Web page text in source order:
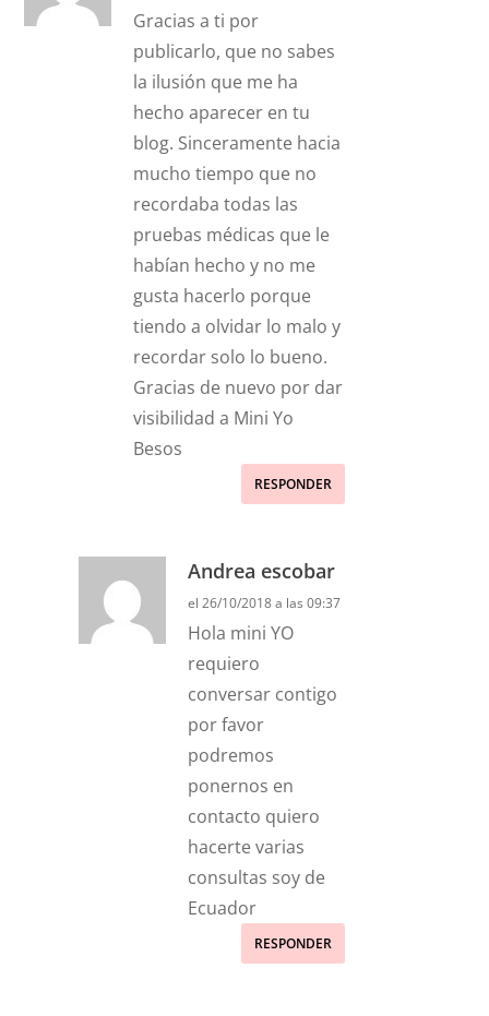
Gracias a ti por
publicarlo, que no sabes
la ilusión que me ha
hecho aparecer en tu
blog. Sinceramente hacia
mucho tiempo que no
recordaba todas las
pruebas médicas que le
habían hecho y no me
gusta hacerlo porque
tiendo a olvidar lo malo y
recordar solo lo bueno.
Gracias de nuevo por dar
visibilidad a Mini Yo
Besos
RESPONDER
Andrea escobar
el 26/10/2018 a las 09:37
Hola mini YO
requiero
conversar contigo
por favor
podremos
ponernos en
contacto quiero
hacerte varias
consultas soy de
Ecuador
RESPONDER